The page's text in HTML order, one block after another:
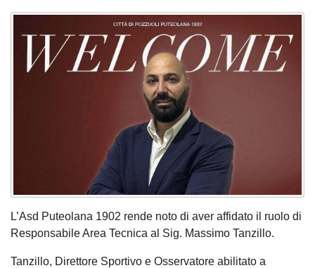
L’Asd Puteolana 1902 rende noto di aver affidato il ruolo di
Responsabile Area Tecnica al Sig. Massimo Tanzillo.
Tanzillo, Direttore Sportivo e Osservatore abilitato a